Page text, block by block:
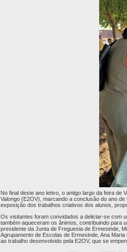
No final deste ano letivo, o antigo largo da feira de
Valongo (E2OV), marcando a conclusão do ano
exposição dos trabalhos criativos dos alunos,
Os visitantes foram convidados a deliciar-se com
também aqueceram os ânimos, contribuindo para
presidente da Junta de Freguesia de Ermesinde,
Agrupamento de Escolas de Ermesinde, Ana
ao trabalho desenvolvido pela E2OV, que se